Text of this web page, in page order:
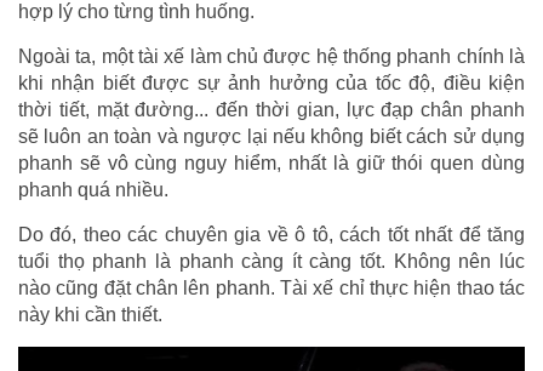
hợp lý cho từng tình huống.
Ngoài ta, một tài xế làm chủ được hệ thống phanh chính là
khi nhận biết được sự ảnh hưởng của tốc độ, điều kiện
thời tiết, mặt đường... đến thời gian, lực đạp chân phanh
sẽ luôn an toàn và ngược lại nếu không biết cách sử dụng
phanh sẽ vô cùng nguy hiểm, nhất là giữ thói quen dùng
phanh quá nhiều.
Do đó, theo các chuyên gia về ô tô, cách tốt nhất để tăng
tuổi thọ phanh là phanh càng ít càng tốt. Không nên lúc
nào cũng đặt chân lên phanh. Tài xế chỉ thực hiện thao tác
này khi cần thiết.